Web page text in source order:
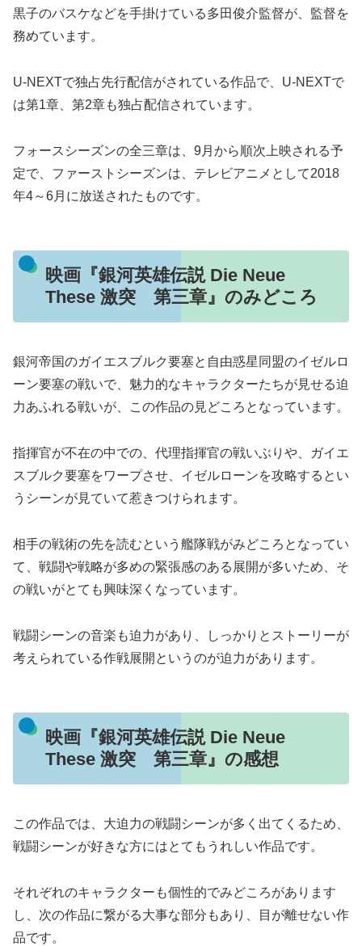
黒子のバスケなどを手掛けている多田俊介監督が、監督を
務めています。
U-NEXTで独占先行配信がされている作品で、U-NEXTで
は第1章、第2章も独占配信されています。
フォースシーズンの全三章は、9月から順次上映される予
定で、ファーストシーズンは、テレビアニメとして2018
年4～6月に放送されたものです。
映画『銀河英雄伝説 Die Neue
These 激突 第三章』のみどころ
銀河帝国のガイエスブルク要塞と自由惑星同盟のイゼルロ
ーン要塞の戦いで、魅力的なキャラクターたちが見せる迫
力あふれる戦いが、この作品の見どころとなっています。
指揮官が不在の中での、代理指揮官の戦いぶりや、ガイエ
スブルク要塞をワープさせ、イゼルローンを攻略するとい
うシーンが見ていて惹きつけられます。
相手の戦術の先を読むという艦隊戦がみどころとなってい
て、戦闘や戦略が多めの緊張感のある展開が多いため、そ
の戦いがとても興味深くなっています。
戦闘シーンの音楽も迫力があり、しっかりとストーリーが
考えられている作戦展開というのが迫力があります。
映画『銀河英雄伝説 Die Neue
These 激突 第三章』の感想
この作品では、大迫力の戦闘シーンが多く出てくるため、
戦闘シーンが好きな方にはとてもうれしい作品です。
それぞれのキャラクターも個性的でみどころがあります
し、次の作品に繋がる大事な部分もあり、目が離せない作
品です。